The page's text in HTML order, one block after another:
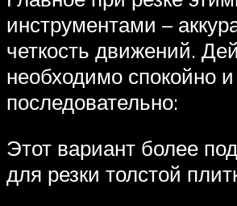
инструментами –
четкость движений.
необходимо спокойно и
последовательно:
Этот вариант более
для резки толстой